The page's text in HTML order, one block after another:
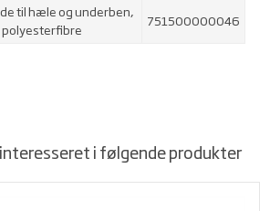
til hæle og underben,
polyesterfibre
751500000046
interesseret i følgende produkter